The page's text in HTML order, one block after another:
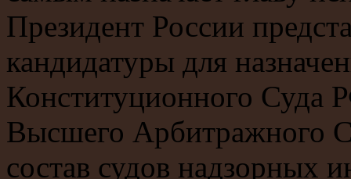
Президент России
кандидатуры для
Конституционного Суда
Высшего Арбитражного
состав судов надзорных